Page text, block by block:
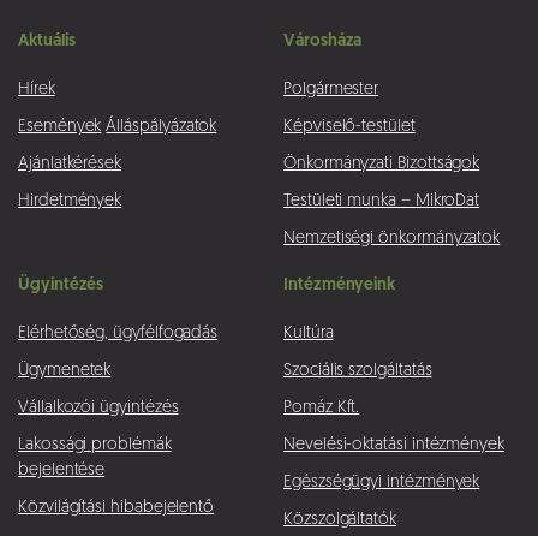
Aktuális
Hírek
Események Álláspályázatok
Ajánlatkérések
Hirdetmények
Városháza
Polgármester
Képviselő-testület
Önkormányzati Bizottságok
Testületi munka – MikroDat
Nemzetiségi önkormányzatok
Ügyintézés
Elérhetőség, ügyfélfogadás
Ügymenetek
Vállalkozói ügyintézés
Lakossági problémák
bejelentése
Közvilágítási hibabejelentő
Intézményeink
Kultúra
Szociális szolgáltatás
Pomáz Kft.
Nevelési-oktatási intézmények
Egészségügyi intézmények
Közszolgáltatók